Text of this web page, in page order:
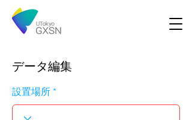
データ編集
設置場所